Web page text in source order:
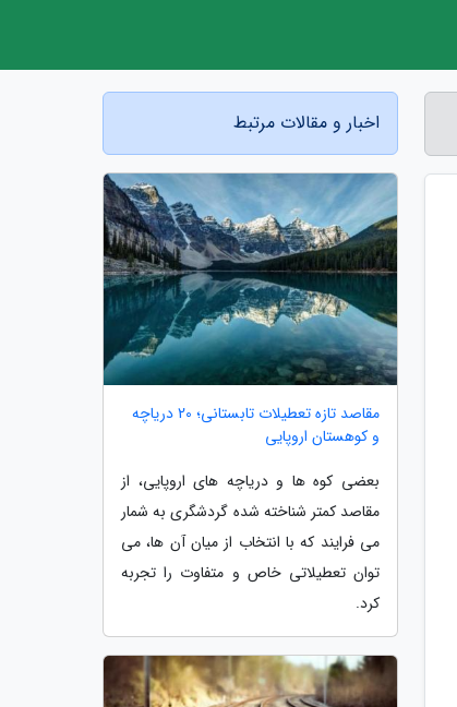
اخبار و مقالات مرتبط
مقاصد تازه تعطیلات تابستانی؛ 20 دریاچه
و کوهستان اروپایی
بعضی کوه ها و دریاچه های اروپایی، از
مقاصد کمتر شناخته شده گردشگری به شمار
می فرایند که با انتخاب از میان آن ها، می
توان تعطیلاتی خاص و متفاوت را تجربه
کرد.